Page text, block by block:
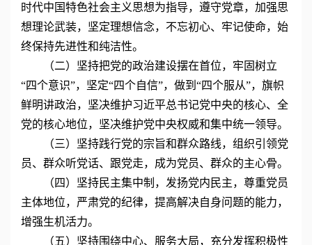
时代中国特色社会主义思想为指导，遵守党章，加强思
想理论武装，坚定理想信念，不忘初心、牢记使命，始
终保持先进性和纯洁性。
（二）坚持把党的政治建设摆在首位，牢固树立
“四个意识”，坚定“四个自信”，做到“四个服从”，旗帜
鲜明讲政治，坚决维护习近平总书记党中央的核心、全
党的核心地位，坚决维护党中央权威和集中统一领导。
（三）坚持践行党的宗旨和群众路线，组织引领党
员、群众听党话、跟党走，成为党员、群众的主心骨。
（四）坚持民主集中制，发扬党内民主，尊重党员
主体地位，严肃党的纪律，提高解决自身问题的能力，
增强生机活力。
（五）坚持围绕中心、服务大局，充分发挥积极性